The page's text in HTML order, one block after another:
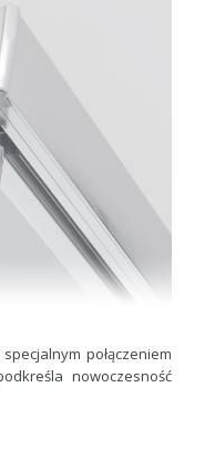
połączeniem
nowoczesność